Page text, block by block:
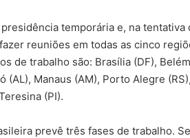
temporária e, na tentativa
reuniões em todas as cinco
de trabalho são: Brasília (DF),
(AL), Manaus (AM), Porto Alegre
(PI).
prevê três fases de trabalho.